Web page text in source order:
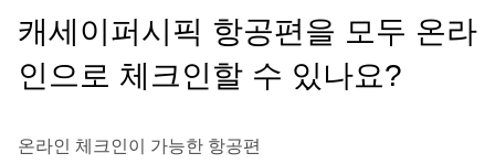
캐세이퍼시픽 항공편을 모두 온라
인으로 체크인할 수 있나요?
온라인 체크인이 가능한 항공편